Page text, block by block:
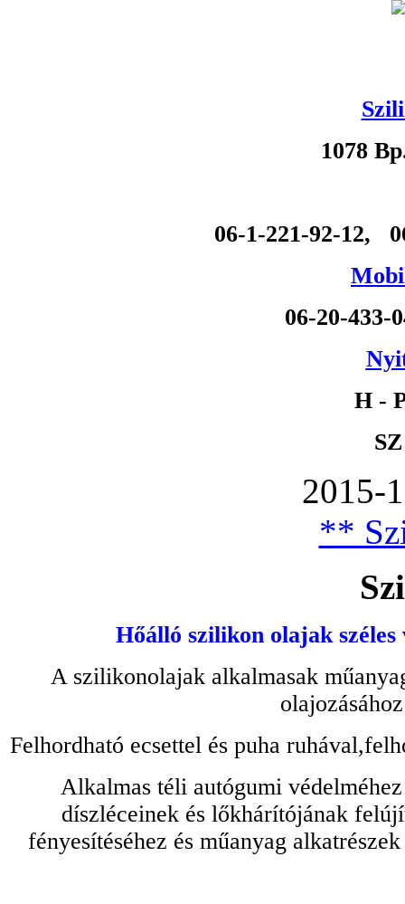
1078
06-1-221-92-12,
06-20-
H -
2015-
**
Hőálló szilikon olajak
A szilikonolajak alkalmasak
Felhordható ecsettel és puha
Alkalmas téli autógumi
díszléceinek és lőkhárítójának
fényesítéséhez és műanyag